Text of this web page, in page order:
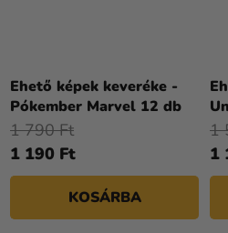
Ehető képek keveréke -
Pókember Marvel 12 db
1 190 Ft
1 790 Ft
KOSÁRBA
1
1